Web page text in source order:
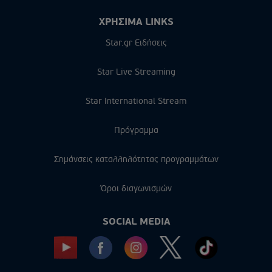
ΧΡΗΣΙΜΑ LINKS
Star.gr Ειδήσεις
Star Live Streaming
Star International Stream
Πρόγραμμα
Σημάνσεις καταλληλότητας προγραμμάτων
Όροι διαγωνισμών
SOCIAL MEDIA